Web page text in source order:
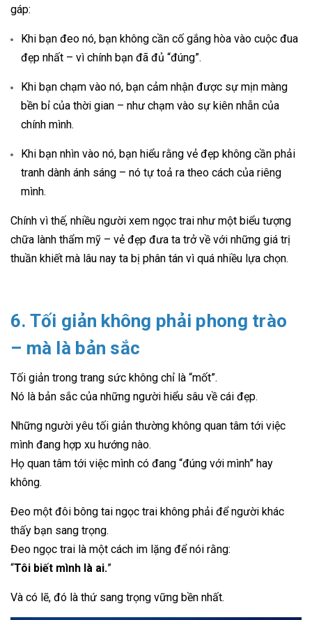
gáp:
Khi bạn đeo nó, bạn không cần cố gắng hòa vào cuộc đua
đẹp nhất – vì chính bạn đã đủ “đúng”.
Khi bạn chạm vào nó, bạn cảm nhận được sự mịn màng
bền bỉ của thời gian – như chạm vào sự kiên nhẫn của
chính mình.
Khi bạn nhìn vào nó, bạn hiểu rằng vẻ đẹp không cần phải
tranh dành ánh sáng – nó tự toả ra theo cách của riêng
mình.
Chính vì thế, nhiều người xem ngọc trai như một biểu tượng
chữa lành thẩm mỹ – vẻ đẹp đưa ta trở về với những giá trị
thuần khiết mà lâu nay ta bị phân tán vì quá nhiều lựa chọn.
6. Tối giản không phải phong trào
– mà là bản sắc
Tối giản trong trang sức không chỉ là “mốt”.
Nó là bản sắc của những người hiểu sâu về cái đẹp.
Những người yêu tối giản thường không quan tâm tới việc
mình đang hợp xu hướng nào.
Họ quan tâm tới việc mình có đang “đúng với mình” hay
không.
Đeo một đôi bông tai ngọc trai không phải để người khác
thấy bạn sang trọng.
Đeo ngọc trai là một cách im lặng để nói rằng:
“Tôi biết mình là ai.”
Và có lẽ, đó là thứ sang trọng vững bền nhất.